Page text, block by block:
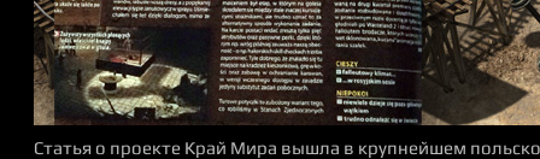
Статья о проекте Край Мира вышла в крупнейшем